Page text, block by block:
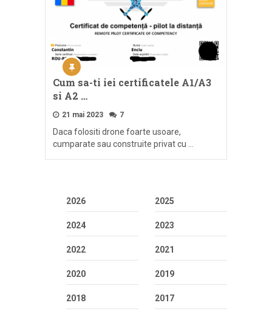
Cum sa-ti iei certificatele A1/A3
si A2 …
21 mai 2023 7
Daca folositi drone foarte usoare,
cumparate sau construite privat cu …
2026 2025
2024 2023
2022 2021
2020 2019
2018 2017